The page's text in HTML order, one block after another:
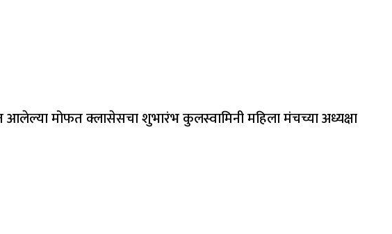
आलेल्या मोफत क्लासेसचा शुभारंभ कुलस्वामिनी महिला मंचच्या अध्यक्षा